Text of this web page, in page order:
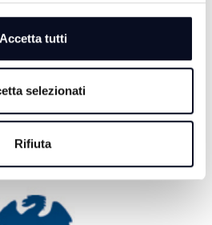
Accetta tutti
selezionati
Rifiuta
morirà mai"
fantasma, come difendersi